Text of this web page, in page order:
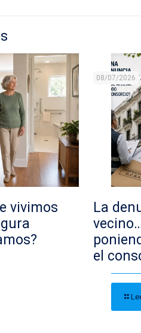
vivimos
08/07/2026
La
el